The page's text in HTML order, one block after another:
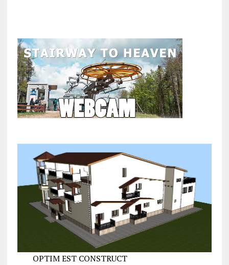
OPTIM EST CONSTRUCT